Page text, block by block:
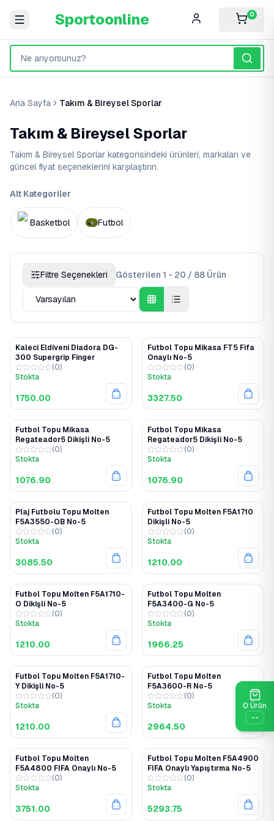
Sportoonline 0
Ana Sayfa Takım & Bireysel Sporlar
Takım & Bireysel Sporlar
Takım & Bireysel Sporlar kategorisindeki ürünleri, markaları ve
güncel fiyat seçeneklerini karşılaştırın.
Alt Kategoriler
Basketbol Futbol
Filtre Seçenekleri Gösterilen 1 - 20 / 88 Ürün
Kaleci Eldiveni Diadora DG-
300 Supergrip Finger
(0)
Stokta
1750.00
Futbol Topu Mikasa FT5 Fifa
Onaylı No-5
(0)
Stokta
3327.50
Futbol Topu Mikasa
Regateador5 Dikişli No-5
(0)
Stokta
1076.90
Futbol Topu Mikasa
Regateador5 Dikişli No-5
(0)
Stokta
1076.90
Plaj Futbolu Topu Molten
F5A3550-OB No-5
(0)
Stokta
3085.50
Futbol Topu Molten F5A1710
Dikişli No-5
(0)
Stokta
1210.00
Futbol Topu Molten F5A1710-
O Dikişli No-5
(0)
Stokta
1210.00
Futbol Topu Molten
F5A3400-G No-5
(0)
Stokta
1966.25
Futbol Topu Molten F5A1710-
Y Dikişli No-5
(0)
Stokta
1210.00
Futbol Topu Molten
F5A3600-R No-5
(0)
Stokta
2964.50
Futbol Topu Molten
F5A4800 FIFA Onaylı No-5
(0)
Stokta
3751.00
Futbol Topu Molten F5A4900
FIFA Onaylı Yapıştırma No-5
(0)
Stokta
5293.75
0 Ürün
--